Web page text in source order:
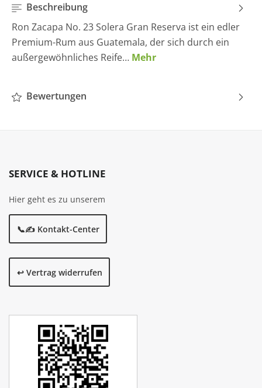
Beschreibung
Ron Zacapa No. 23 Solera Gran Reserva ist ein edler
Premium-Rum aus Guatemala, der sich durch ein
außergewöhnliches Reife… Mehr
Bewertungen
SERVICE & HOTLINE
Hier geht es zu unserem
📞✍️ Kontakt-Center
↩️ Vertrag widerrufen